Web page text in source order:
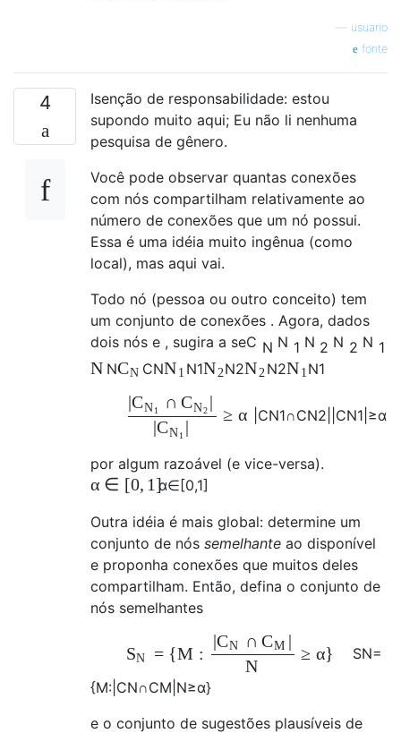
usuario
fonte
4
Isenção de responsabilidade: estou
supondo muito aqui; Eu não li nenhuma
pesquisa de gênero.
Você pode observar quantas conexões
com nós compartilham relativamente ao
número de conexões que um nó possui.
Essa é uma idéia muito ingênua (como
local), mas aqui vai.
Todo nó (pessoa ou outro conceito) tem
um conjunto de conexões . Agora, dados
dois nós e , sugira a seC N N 1 N 2 N 2 N 1
N NCN CNN 1 N1N2N2N2 N2N 1 N1
|CN1 ∩ CN2
|CN1
≥ α CN1∩CN2 CN1 ≥α
por algum razoável (e vice-versa).
α ∈ [0, 1]α∈ [0,1]
Outra idéia é mais global: determine um
conjunto de nós semelhante ao disponível
e proponha conexões que muitos deles
compartilham. Então, defina o conjunto de
nós semelhantes
SN = {M :
|CN ∩ CM |
N
≥ α} SN=
{M: CN∩CM N≥α}
e o conjunto de sugestões plausíveis de